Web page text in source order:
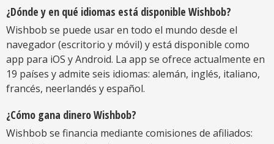
¿Dónde y en qué idiomas está disponible Wishbob?
Wishbob se puede usar en todo el mundo desde el
navegador (escritorio y móvil) y está disponible como
app para iOS y Android. La app se ofrece actualmente en
19 países y admite seis idiomas: alemán, inglés, italiano,
francés, neerlandés y español.
¿Cómo gana dinero Wishbob?
Wishbob se financia mediante comisiones de afiliados: